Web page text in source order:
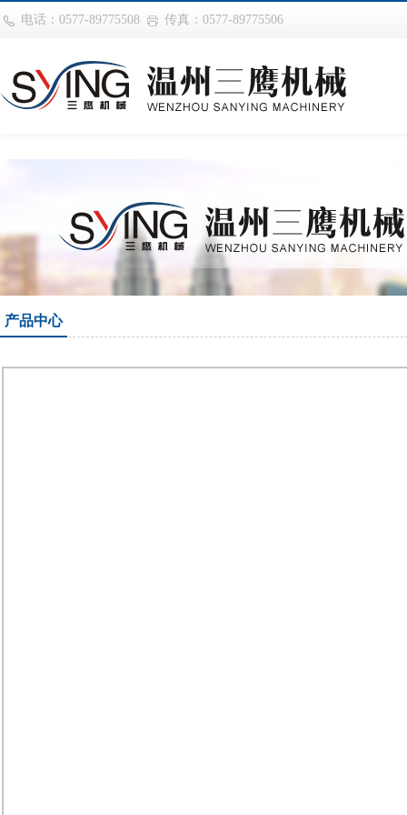
华体会平台
电话：0577-89775508 传真：0577-89775506
产品中心